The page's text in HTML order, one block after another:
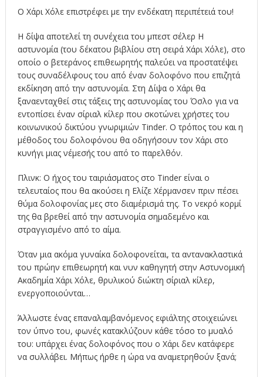
Ο Χάρι Χόλε επιστρέφει με την ενδέκατη περιπέτειά του!
Η δίψα αποτελεί τη συνέχεια του μπεστ σέλερ Η
αστυνομία (του δέκατου βιβλίου στη σειρά Χάρι Χόλε), στο
οποίο ο βετεράνος επιθεωρητής παλεύει να προστατέψει
τους συναδέλφους του από έναν δολοφόνο που επιζητά
εκδίκηση από την αστυνομία. Στη Δίψα ο Χάρι θα
ξαναενταχθεί στις τάξεις της αστυνομίας του Όσλο για να
εντοπίσει έναν σίριαλ κίλερ που σκοτώνει χρήστες του
κοινωνικού δικτύου γνωριμιών Tinder. Ο τρόπος του και η
μέθοδος του δολοφόνου θα οδηγήσουν τον Χάρι στο
κυνήγι μιας νέμεσής του από το παρελθόν.
Πλινκ: Ο ήχος του ταιριάσματος στο Tinder είναι ο
τελευταίος που θα ακούσει η Ελίζε Χέρμανσεν πριν πέσει
θύμα δολοφονίας μες στο διαμέρισμά της. Το νεκρό κορμί
της θα βρεθεί από την αστυνομία σημαδεμένο και
στραγγισμένο από το αίμα.
Όταν μια ακόμα γυναίκα δολοφονείται, τα αντανακλαστικά
του πρώην επιθεωρητή και νυν καθηγητή στην Αστυνομική
Ακαδημία Χάρι Χόλε, θρυλικού διώκτη σίριαλ κίλερ,
ενεργοποιούνται…
Άλλωστε ένας επαναλαμβανόμενος εφιάλτης στοιχειώνει
τον ύπνο του, φωνές κατακλύζουν κάθε τόσο το μυαλό
του: υπάρχει ένας δολοφόνος που ο Χάρι δεν κατάφερε
να συλλάβει. Μήπως ήρθε η ώρα να αναμετρηθούν ξανά;